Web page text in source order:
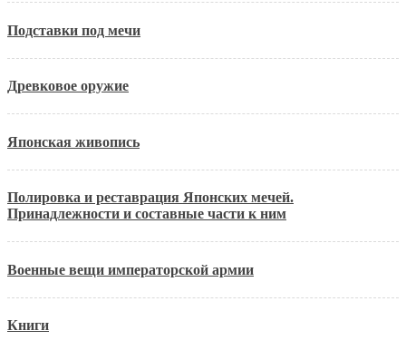
Подставки под мечи
Древковое оружие
Японская живопись
Полировка и реставрация Японских мечей.
Принадлежности и составные части к ним
Военные вещи императорской армии
Книги